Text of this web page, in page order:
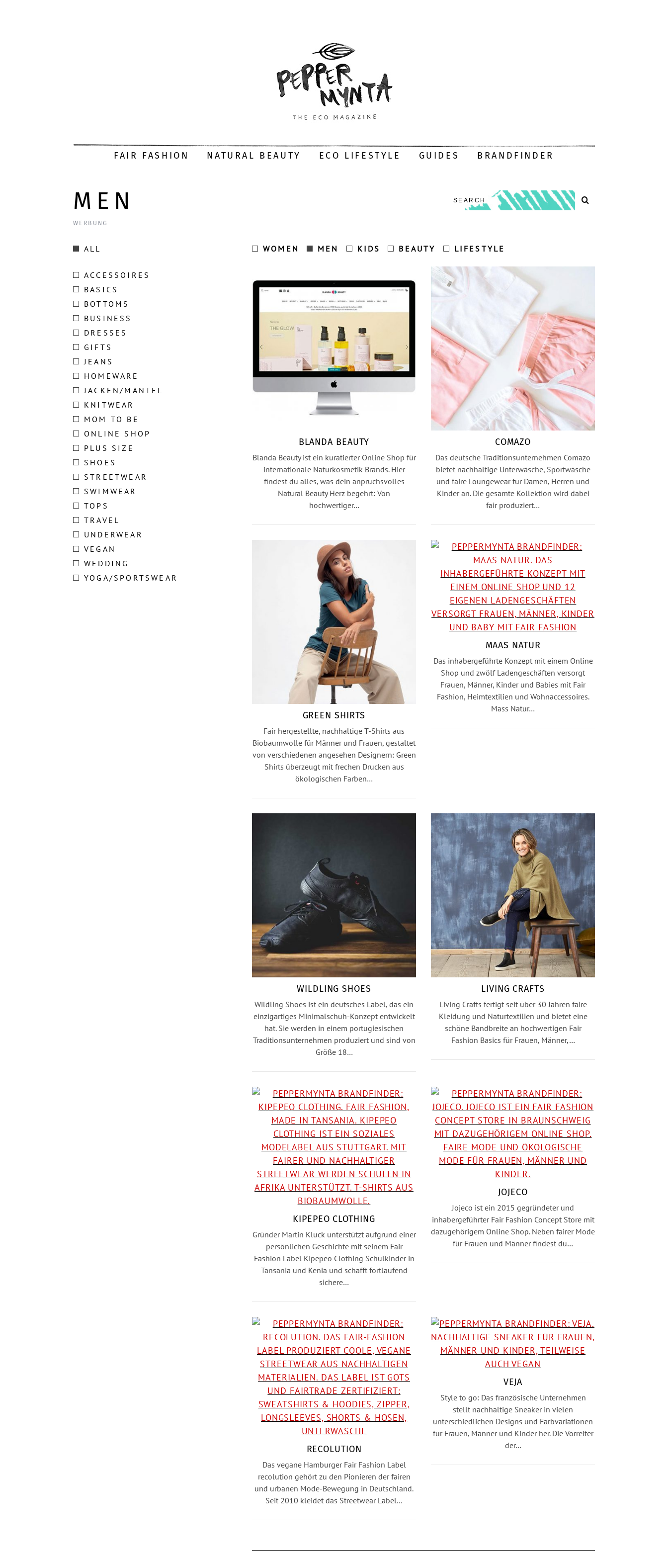
FAIR FASHION NATURAL BEAUTY ECO LIFESTYLE GUIDES BRANDFINDER
MEN
WERBUNG
ALL
ACCESSOIRES
BASICS
BOTTOMS
BUSINESS
DRESSES
GIFTS
JEANS
HOMEWARE
JACKEN/MÄNTEL
KNITWEAR
MOM TO BE
ONLINE SHOP
PLUS SIZE
SHOES
STREETWEAR
SWIMWEAR
TOPS
TRAVEL
UNDERWEAR
VEGAN
WEDDING
YOGA/SPORTSWEAR
WOMEN MEN KIDS BEAUTY LIFESTYLE
BLANDA BEAUTY
Blanda Beauty ist ein kuratierter Online Shop für
internationale Naturkosmetik Brands. Hier
findest du alles, was dein anpruchsvolles
Natural Beauty Herz begehrt: Von
hochwertiger…
COMAZO
Das deutsche Traditionsunternehmen Comazo
bietet nachhaltige Unterwäsche, Sportwäsche
und faire Loungewear für Damen, Herren und
Kinder an. Die gesamte Kollektion wird dabei
fair produziert…
GREEN SHIRTS
Fair hergestellte, nachhaltige T-Shirts aus
Biobaumwolle für Männer und Frauen, gestaltet
von verschiedenen angesehen Designern: Green
Shirts überzeugt mit frechen Drucken aus
ökologischen Farben…
MAAS NATUR
Das inhabergeführte Konzept mit einem Online
Shop und zwölf Ladengeschäften versorgt
Frauen, Männer, Kinder und Babies mit Fair
Fashion, Heimtextilien und Wohnaccessoires.
Mass Natur…
WILDLING SHOES
Wildling Shoes ist ein deutsches Label, das ein
einzigartiges Minimalschuh-Konzept entwickelt
hat. Sie werden in einem portugiesischen
Traditionsunternehmen produziert und sind von
Größe 18…
LIVING CRAFTS
Living Crafts fertigt seit über 30 Jahren faire
Kleidung und Naturtextilien und bietet eine
schöne Bandbreite an hochwertigen Fair
Fashion Basics für Frauen, Männer,…
KIPEPEO CLOTHING
Gründer Martin Kluck unterstützt aufgrund einer
persönlichen Geschichte mit seinem Fair
Fashion Label Kipepeo Clothing Schulkinder in
Tansania und Kenia und schafft fortlaufend
sichere…
JOJECO
Jojeco ist ein 2015 gegründeter und
inhabergeführter Fair Fashion Concept Store mit
dazugehörigem Online Shop. Neben fairer Mode
für Frauen und Männer findest du…
RECOLUTION
Das vegane Hamburger Fair Fashion Label
recolution gehört zu den Pionieren der fairen
und urbanen Mode-Bewegung in Deutschland.
Seit 2010 kleidet das Streetwear Label…
VEJA
Style to go: Das französische Unternehmen
stellt nachhaltige Sneaker in vielen
unterschiedlichen Designs und Farbvariationen
für Frauen, Männer und Kinder her. Die Vorreiter
der…